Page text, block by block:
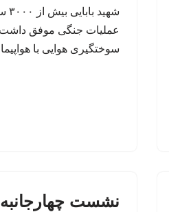
عملیات جنگی موفق داشت و
سوختگیری هوایی با هواپیمای اف۱۴
نشست